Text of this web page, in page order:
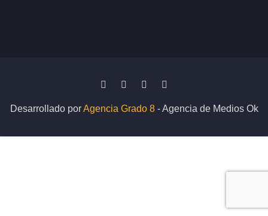
Desarrollado porAgencia Grado 8- Agencia de Medios Ok